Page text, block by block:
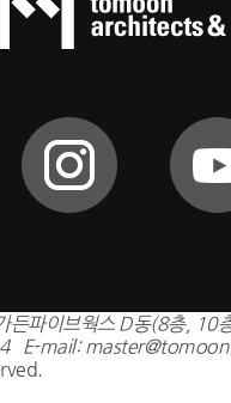
든파이브웍스 D동(8층, 10
E-mail: